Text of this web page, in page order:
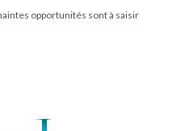
opportunités sont à saisir